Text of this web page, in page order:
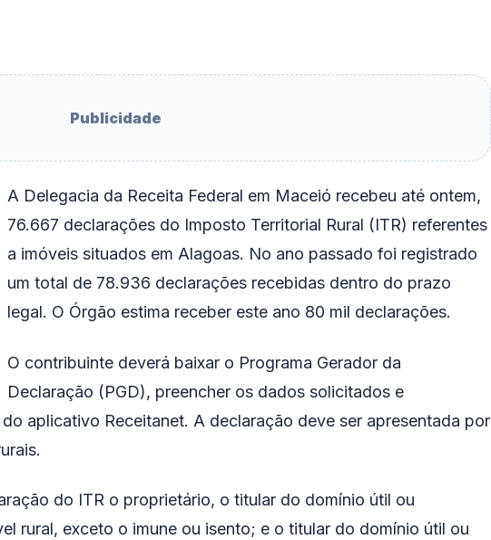
Publicidade
A Delegacia da Receita Federal em Maceió recebeu até ontem,
76.667 declarações do Imposto Territorial Rural (ITR) referentes
a imóveis situados em Alagoas. No ano passado foi registrado
um total de 78.936 declarações recebidas dentro do prazo
legal. O Órgão estima receber este ano 80 mil declarações.
O contribuinte deverá baixar o Programa Gerador da
Declaração (PGD), preencher os dados solicitados e
aplicativo Receitanet. A declaração deve ser apresentada por
do ITR o proprietário, o titular do domínio útil ou
rural, exceto o imune ou isento; e o titular do domínio útil ou